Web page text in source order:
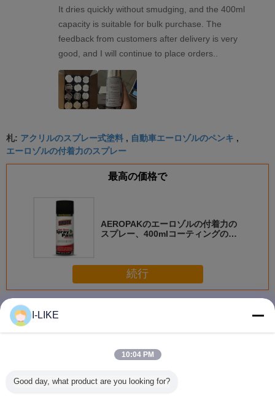
It dries quickly without smudging, and the 400ml
capacity is suitable for bulk purchase. The
feedback from customers after delivery is very
good, and I will continue to place orders..
札: アクリルのスプレー式塗料 , 自動車エーロゾルのペンキ ,
エーロゾルの付着力のスプレー
最高の価格で
AEROPAKのエーロゾルの付着力の
スプレー、400mlコーティングのた
続行
多くスプレーのペンキ
衝撃耐性 快速乾燥
金属やプラスチッ
防水 2k エアゾー
ル スプレー ペイ
I-LIKE
10:04 PM
Good day, what product are you looking for?